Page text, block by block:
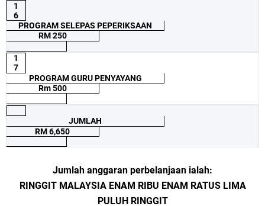
1
6
PROGRAM SELEPAS PEPERIKSAAN
RM 250
1
7
PROGRAM GURU PENYAYANG
Rm 500
JUMLAH
RM 6,650
Jumlah anggaran perbelanjaan ialah:
RINGGIT MALAYSIA ENAM RIBU ENAM RATUS LIMA
PULUH RINGGIT